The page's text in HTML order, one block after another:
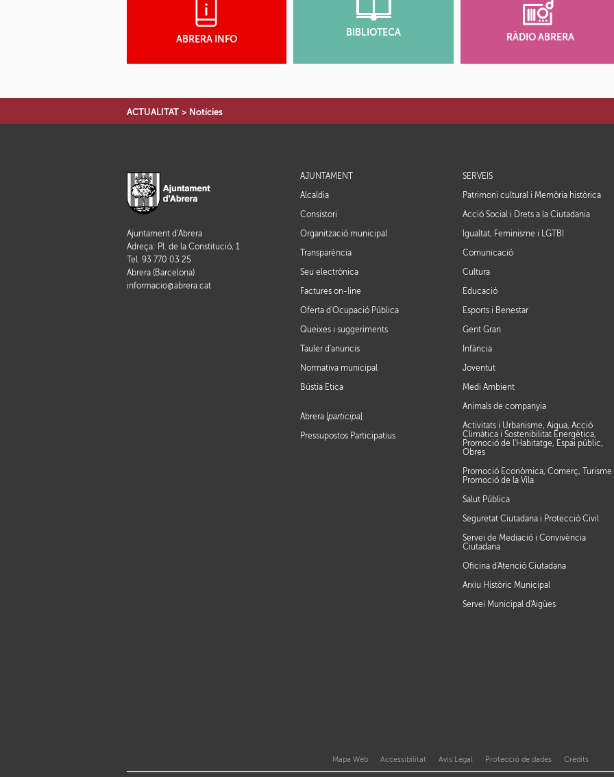
ABRERA INFO
BIBLIOTECA RÀDIO ABRERA
ACTUALITAT > Notícies
Ajuntament d'Abrera
Adreça: Pl. de la Constitució, 1
Tel. 93 770 03 25
Abrera (Barcelona)
informacio@abrera.cat
AJUNTAMENT
Alcaldia
Consistori
Organització municipal
Transparència
Seu electrònica
Factures on-line
Oferta d'Ocupació Pública
Queixes i suggeriments
Tauler d'anuncis
Normativa municipal
Bústia Ètica
SERVEIS
Patrimoni cultural i Memòria històrica
Acció Social i Drets a la Ciutadania
Igualtat, Feminisme i LGTBI
Comunicació
Cultura
Educació
Esports i Benestar
Gent Gran
Infància
Joventut
Medi Ambient
Animals de companyia
Activitats i Urbanisme, Aigua, Acció
Climàtica i Sostenibilitat Energètica,
Promoció de l'Habitatge, Espai públic,
Obres
Promoció Econòmica, Comerç, Turisme
Promoció de la Vila
Salut Pública
Seguretat Ciutadana i Protecció Civil
Servei de Mediació i Convivència
Ciutadana
Oficina d'Atenció Ciutadana
Arxiu Històric Municipal
Servei Municipal d'Aigües
Abrera [ participa
Pressupostos Participatius
Mapa Web Accessibilitat Avis Legal Protecció de dades Crèdits